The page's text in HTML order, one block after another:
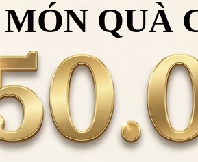
VUA HÀNG HIỆU
Nhập
2.000.000đ
Áp dụng cho
Nhập
thành phố Tokyo lúc bấy giờ -
những người dân bình thường.
MÓN QUÀ